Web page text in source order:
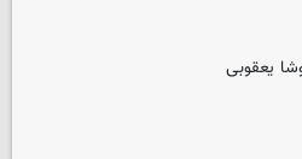
یعقوبی